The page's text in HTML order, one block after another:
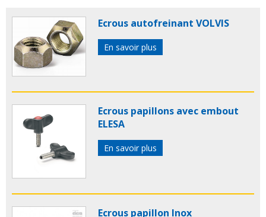
Ecrous autofreinant VOLVIS
En savoir plus
Ecrous papillons avec embout
ELESA
En savoir plus
Ecrous papillon Inox